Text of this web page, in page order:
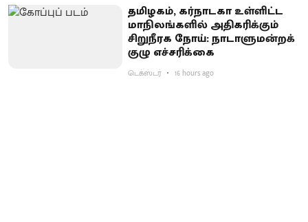
தமிழகம், கர்நாடகா உள்ளிட்ட
மாநிலங்களில் அதிகரிக்கும்
சிறுநீரக நோய்: நாடாளுமன்றக்
குழு எச்சரிக்கை
டெக்ஸ்டர் 16 hours ago